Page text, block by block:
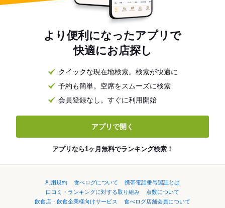
より便利になったアプリで
快適にお店探し
クイックな現在地検索。検索が快適に
予約も簡単。空席をスムーズに検索
会員登録なし。すぐに利用開始
アプリで開く
アプリなら1ヶ月無料でランキング検索！
利用規約 食べログについて
携帯電話番号認証とは
口コミ・ランキングに対する取り組み
点数について
飲食店・飲食企業様向けサービス
食べログ店舗会員について